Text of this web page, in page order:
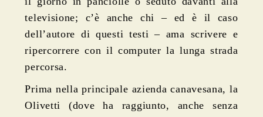
televisione; c’è anche chi – ed è il caso
dell’autore di questi testi – ama scrivere e
ripercorrere con il computer la lunga strada
percorsa.
Prima nella principale azienda canavesana, la
Olivetti (dove ha raggiunto, anche senza